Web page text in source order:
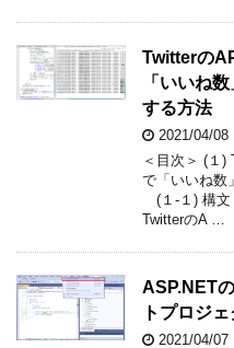
Twitterの
「いいね
する方法
2021/04/08
＜目次＞ (１)
で「いいね数
(１-１) 構
TwitterのA …
ASP.NET
トプロジ
2021/04/07